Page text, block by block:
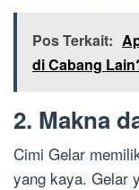
Pos Terkait:
di Cabang
2. Makna
Cimi Gelar
yang kaya. Gelar